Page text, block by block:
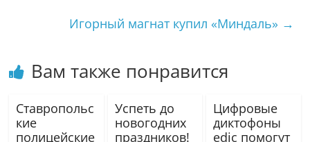
Игорный магнат купил «Миндаль» →
Вам также понравится
Ставропольс
кие
полицейские
Успеть до
новогодних
праздников!
Цифровые
диктофоны
edic помогут